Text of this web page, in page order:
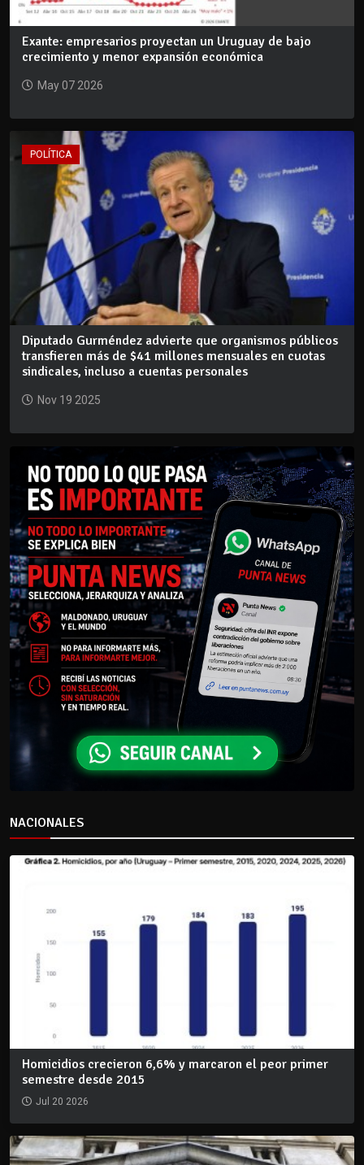
Exante: empresarios proyectan un Uruguay de bajo
crecimiento y menor expansión económica
May 07 2026
POLÍTICA
Diputado Gurméndez advierte que organismos públicos
transfieren más de $41 millones mensuales en cuotas
sindicales, incluso a cuentas personales
Nov 19 2025
NACIONALES
Homicidios crecieron 6,6% y marcaron el peor primer
semestre desde 2015
Jul 20 2026